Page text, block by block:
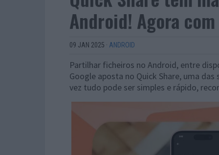
Android! Agora
09 JAN 2025 · ANDROID
Partilhar ficheiros no Android, entre
Google aposta no Quick Share, uma
vez tudo pode ser simples e rápido,